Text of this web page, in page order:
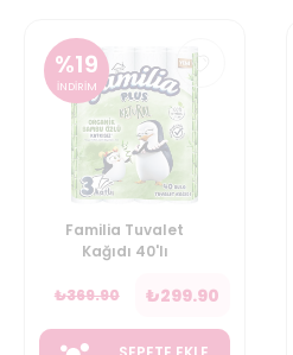
%19
İNDİRİM
Familia Tuvalet
Kağıdı 40'lı
₺369.90 ₺299.90